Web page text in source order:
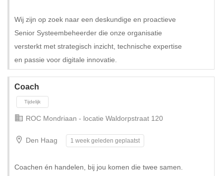
Tijdelijk met uitzicht op vast
Wij zijn op zoek naar een deskundige en proactieve
Senior Systeembeheerder die onze organisatie
versterkt met strategisch inzicht, technische expertise
en passie voor digitale innovatie.
Coach
ROC Mondriaan - locatie Waldorpstraat 120
Den Haag 1 week geleden geplaatst
Coachen én handelen, bij jou komen die twee samen.